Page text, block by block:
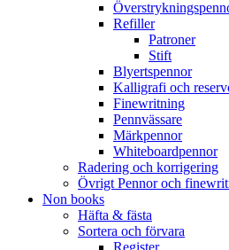
Refiller
Patroner
Stift
Blyertspennor
Kalligrafi och
Finewritning
Pennvässare
Märkpennor
Whiteboardpennor
Radering och korrigering
Övrigt Pennor och
Non books
Häfta & fästa
Sortera och förvara
Register